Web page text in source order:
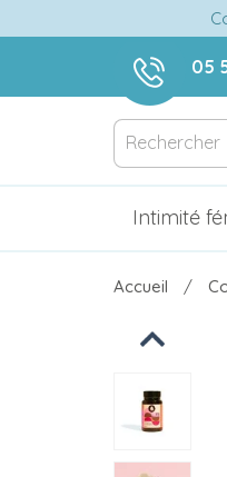
05
Intimité
Accueil
Previous